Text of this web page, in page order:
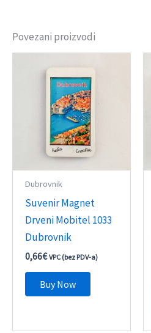
Povezani proizvodi
Dubrovnik
Suvenir Magnet
Drveni Mobitel 1033
Dubrovnik
0,66€ VPC (bez PDV-a)
Buy Now